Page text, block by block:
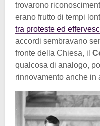
trovarono
erano frutto di tempi
tra proteste ed
accordi sembravano
fronte della Chiesa, il
qualcosa di analogo,
rinnovamento anche in